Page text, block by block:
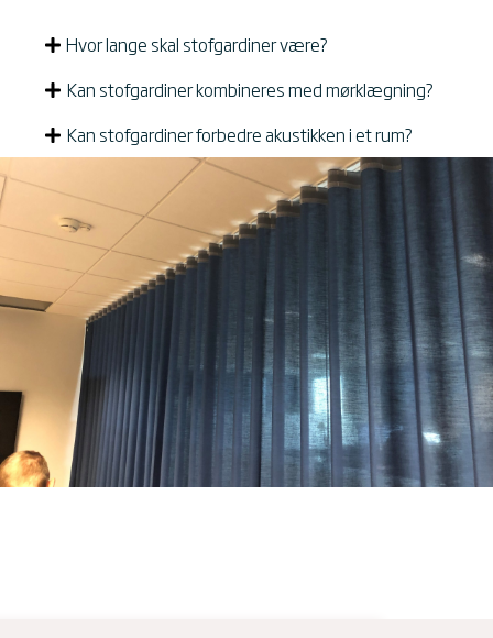
Hvor lange skal stofgardiner være?
Kan stofgardiner kombineres med mørklægning?
Kan stofgardiner forbedre akustikken i et rum?